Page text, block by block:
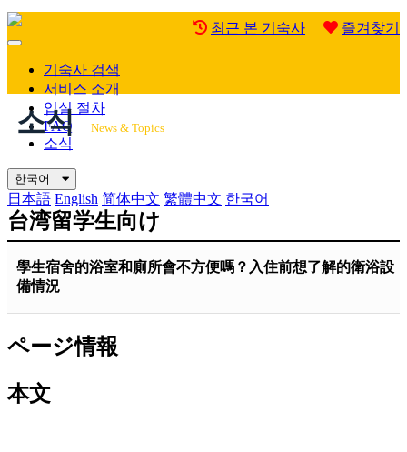
최근 본 기숙사 즐겨찾기
Mobile
기숙사 검색
서비스 소개
입실 절차
FAQ
소식
한국어
日本語 English 简体中文 繁體中文 한국어
소식 News & Topics
台湾留学生向け
學生宿舍的浴室和廁所會不方便嗎？入住前想了解的衛浴設
備情況
ページ情報
本文